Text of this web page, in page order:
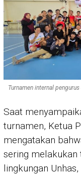
Turnamen internal
Saat
turnamen, Ketua
mengatakan
sering
lingkungan